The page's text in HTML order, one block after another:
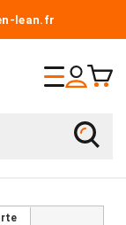
lean.fr